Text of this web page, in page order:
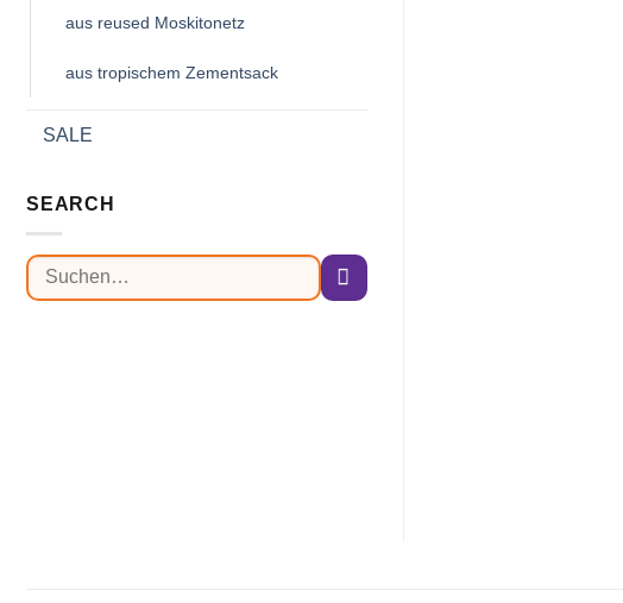
aus reused Moskitonetz
aus tropischem Zementsack
SALE
SEARCH
Suchen
nach: